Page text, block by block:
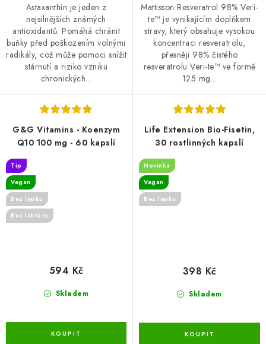
Astaxanthin je jeden z
nejsilnějších známých
antioxidantů. Pomáhá chránit
buňky před poškozením volnými
radikály, což může pomoci snížit
stárnutí a riziko vzniku
chronických...
Mattisson Resveratrol 98% Veri-
te™ je vynikajícím doplňkem
stravy, který obsahuje vysokou
koncentraci resveratrolu,
přesněji 98% čistého
resveratrolu Veri-te™ ve formě
125 mg...
G&G Vitamins - Koenzym
Q10 100 mg - 60 kapslí
Tip
Vegan
Bez lepku
Bez laktózy
Skladem
594 Kč
Life Extension Bio-Fisetin,
30 rostlinných kapslí
Novinka
Vegan
Bez lepku
Skladem
398 Kč